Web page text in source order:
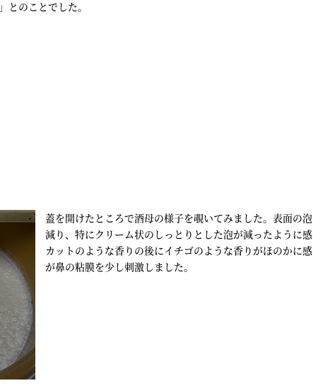
とのことでした。
蓋を開けたところで酒母の様子を覗いてみました。表面の
減り、特にクリーム状のしっとりとした泡が減ったように
カットのような香りの後にイチゴのような香りがほのかに
が鼻の粘膜を少し刺激しました。